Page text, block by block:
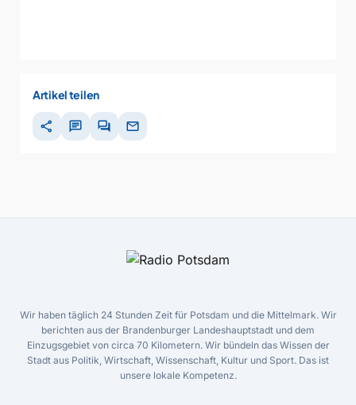
Artikel teilen
share chat forum mail
Wir haben täglich 24 Stunden Zeit für Potsdam und die Mittelmark. Wir
berichten aus der Brandenburger Landeshauptstadt und dem
Einzugsgebiet von circa 70 Kilometern. Wir bündeln das Wissen der
Stadt aus Politik, Wirtschaft, Wissenschaft, Kultur und Sport. Das ist
unsere lokale Kompetenz.